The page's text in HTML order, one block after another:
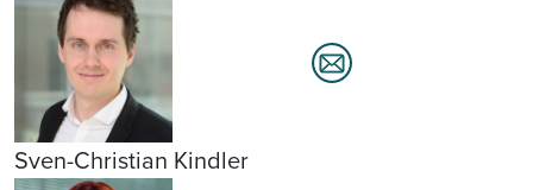
Sven-Christian Kindler